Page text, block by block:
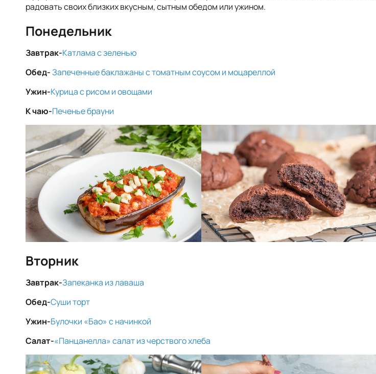
радовать своих близких вкусным, сытным обедом или ужином.
Понедельник
Завтрак-Катлама с зеленью
Обед-Запеченные баклажаны с томатным соусом и моцареллой
Ужин-Курица с рисом и овощами
К чаю-Печенье брауни
Вторник
Завтрак-Запеканка из лаваша
Обед-Суши торт
Ужин-Булочки «Бао» с начинкой
Салат-«Панцанелла» салат из черствого хлеба